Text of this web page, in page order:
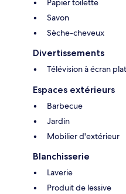
Papier toilette
Savon
Sèche-cheveux
Divertissements
Télévision à écran
Espaces extérieurs
Barbecue
Jardin
Mobilier d'extérieur
Blanchisserie
Laverie
Produit de lessive